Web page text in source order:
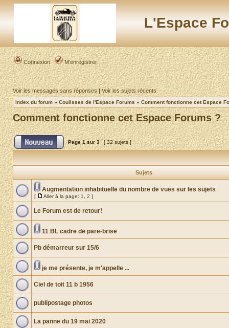
L'Espace
Connexion M’enregistrer
Voir les messages sans réponses|Voir les sujets récents
Index du forum » Coulisses de l'Espace Forums » Comment fonctionne cet Espace
Comment fonctionne cet Espace Forums ?
Page1sur3 [ 32 sujets ]
Sujets
Augmentation inhabituelle du nombre de vues sur les sujets
[ Aller à la page: 1 2 ]
Le Forum est de retour!
11 BL cadre de pare-brise
Pb démarreur sur 15/6
je me présente, je m'appelle ...
Ciel de toit 11 b 1956
publipostage photos
La panne du 19 mai 2020